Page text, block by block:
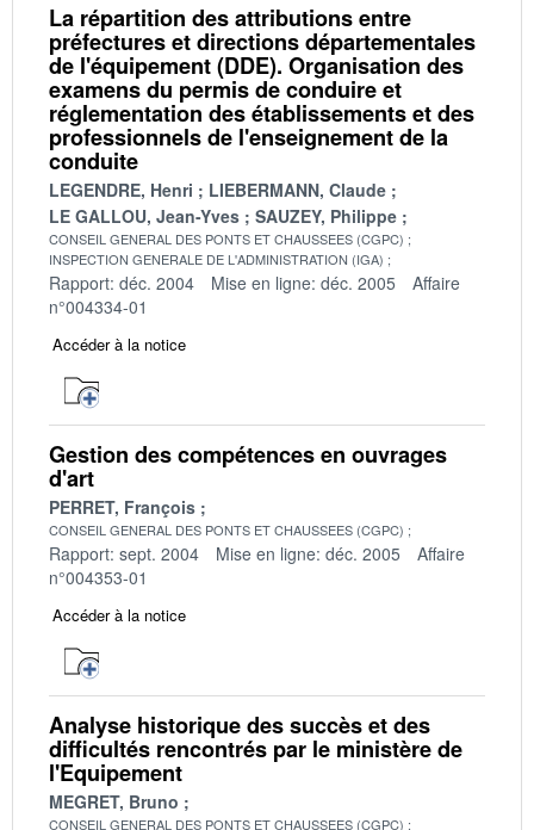
La répartition des attributions entre
préfectures et directions départementales
de l'équipement (DDE). Organisation des
examens du permis de conduire et
réglementation des établissements et des
professionnels de l'enseignement de la
conduite
LEGENDRE, Henri
LIEBERMANN, Claude
LE GALLOU, Jean-Yves
SAUZEY, Philippe
CONSEIL GENERAL DES PONTS ET CHAUSSEES (CGPC)
INSPECTION GENERALE DE L'ADMINISTRATION (IGA)
Rapport: déc. 2004 Mise en ligne: déc. 2005
Affaire
n°004334-01
Accéder à la notice
Gestion des compétences en ouvrages
d'art
PERRET, François
CONSEIL GENERAL DES PONTS ET CHAUSSEES (CGPC)
Rapport: sept. 2004 Mise en ligne: déc. 2005
Affaire
n°004353-01
Accéder à la notice
Analyse historique des succès et des
difficultés rencontrés par le ministère de
l'Equipement
MEGRET, Bruno
CONSEIL GENERAL DES PONTS ET CHAUSSEES (CGPC)